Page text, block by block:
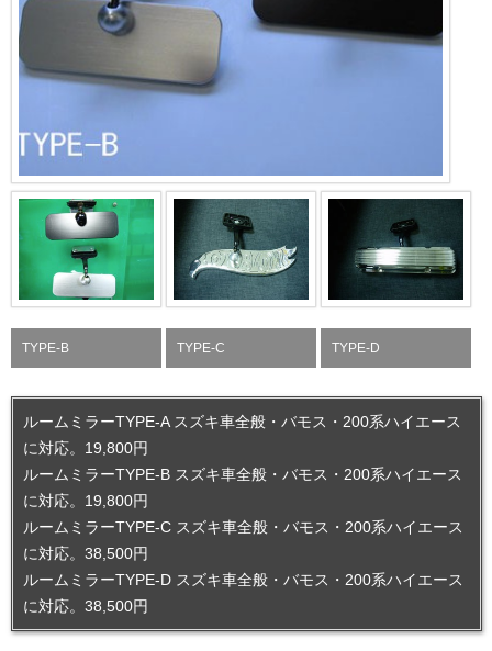
TYPE-B TYPE-C TYPE-D
ルームミラーTYPE-A スズキ車全般・バモス・200系ハイエース
に対応。19,800円
ルームミラーTYPE-B スズキ車全般・バモス・200系ハイエース
に対応。19,800円
ルームミラーTYPE-C スズキ車全般・バモス・200系ハイエース
に対応。38,500円
ルームミラーTYPE-D スズキ車全般・バモス・200系ハイエース
に対応。38,500円